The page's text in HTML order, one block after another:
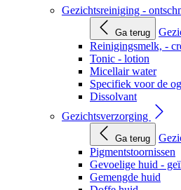
Gezichtsreiniging -
Ga terug
Reinigingsmelk, -
Tonic - lotion
Micellair water
Specifiek voor de
Dissolvant
Gezichtsverzorging
Ga terug
Pigmentstoornissen
Gevoelige huid -
Gemengde huid